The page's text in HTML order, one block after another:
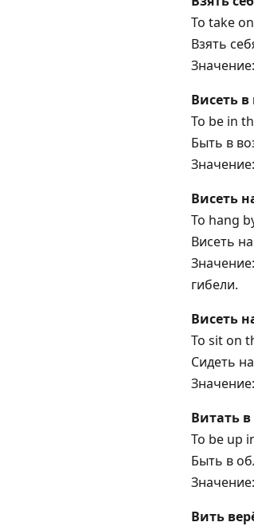
To take
Взять
Висеть в
To be in
Быть в
Висеть
To hang
Висеть
гибели.
Висеть
To sit on
Сидеть
Витать
To be up
Быть в
Вить